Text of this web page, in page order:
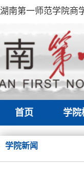
湖南第一师范学院商
首页 学院
学院新闻